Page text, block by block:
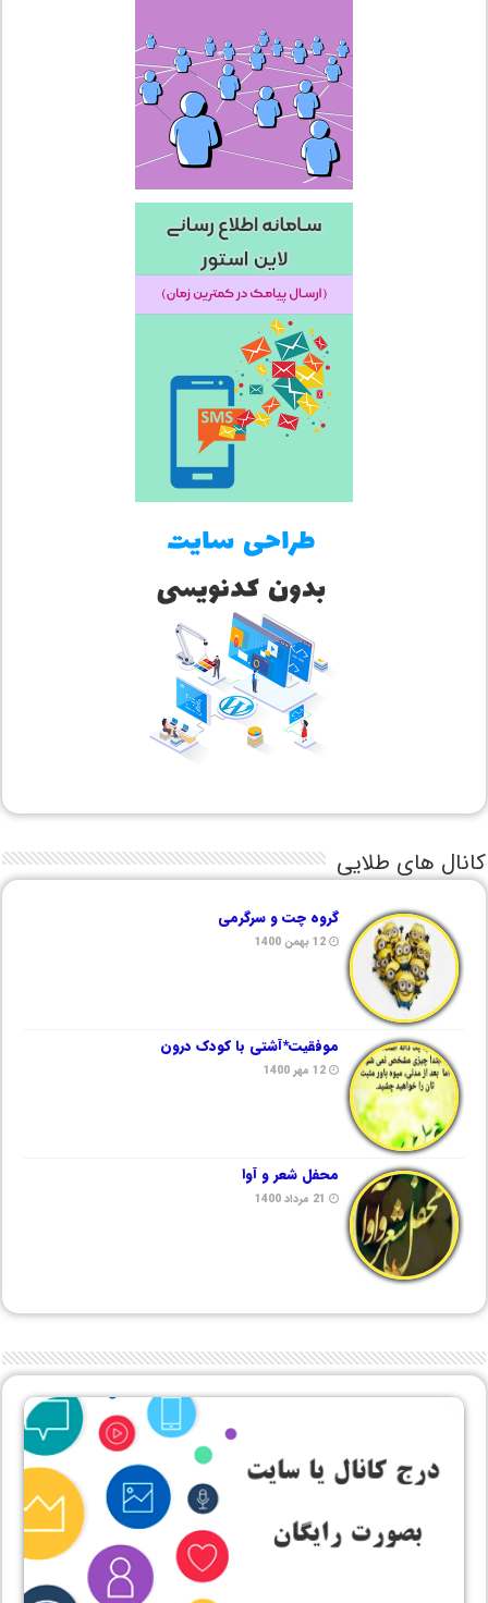
کانال های طلایی
گروه چت و سرگرمی
12 بهمن 1400
موفقیت*آشتی با کودک درون
12 مهر 1400
محفل شعر و آوا
21 مرداد 1400